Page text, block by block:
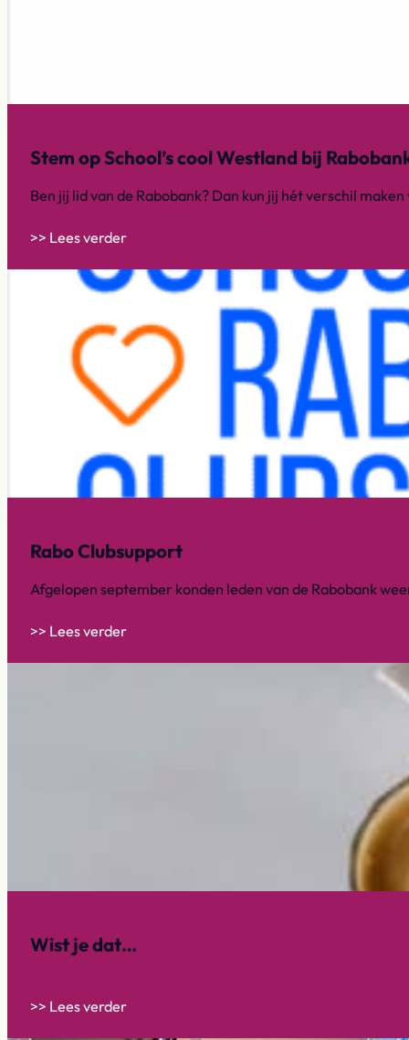
Stem op School’s cool Westland bij
Ben jij lid van de Rabobank? Dan kun jij hét verschil
>> Lees verder
Rabo Clubsupport
Afgelopen september konden leden van de Rabobank
>> Lees verder
Wist je dat…
>> Lees verder